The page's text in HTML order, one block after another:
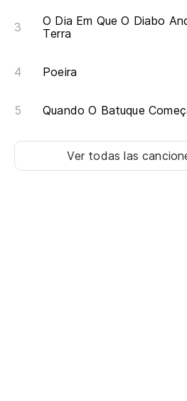
O Dia Em Que O Diabo
Terra
Poeira
Quando O Batuque
Ver todas las